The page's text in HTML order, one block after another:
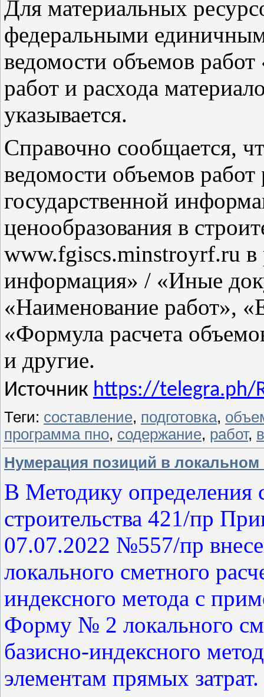
Для материальных
федеральными
ведомости объемов
работ и расхода
указывается.
Справочно сообщается,
ведомости объемов
государственной
ценообразования в
www.fgiscs.minstroyrf.ru в
информация» / «Иные
«Наименование работ»,
«Формула расчета
и другие.
Источник https://telegra.ph/
Теги: составление, подготовка,
программа пно, содержание, работ,
Нумерация позиций в локальном
В Методику определения
строительства 421/пр
07.07.2022 №557/пр
локального сметного
индексного метода с
Форму № 2 локального
базисно-индексного
элементам прямых затрат.